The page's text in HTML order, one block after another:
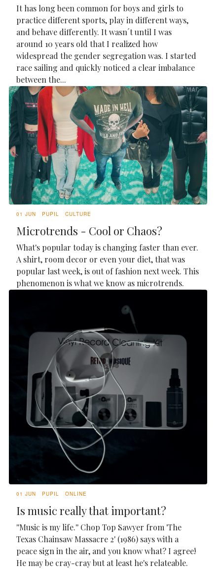
It has long been common for boys and girls to
practice different sports, play in different ways,
and behave differently. It wasn´t until I was
around 10 years old that I realized how
widespread the gender segregation was. I started
race sailing and quickly noticed a clear imbalance
between the...
01 JUN PUPIL CULTURE
Microtrends - Cool or Chaos?
What's popular today is changing faster than ever.
A shirt, room decor or even your diet, that was
popular last week, is out of fashion next week. This
phenomenon is what we know as microtrends.
01 JUN PUPIL ONLINE
Is music really that important?
''Music is my life.'' Chop Top Sawyer from 'The
Texas Chainsaw Massacre 2' (1986) says with a
peace sign in the air, and you know what? I agree!
He may be cray-cray but at least he's relateable.